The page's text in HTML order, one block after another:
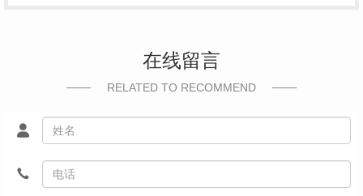
在线留言
RELATED TO RECOMMEND